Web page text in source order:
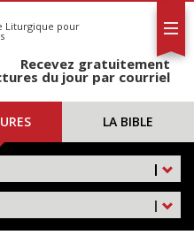
Liturgique pour
Recevez gratuitement
du jour par courriel
LA BIBLE
|
|